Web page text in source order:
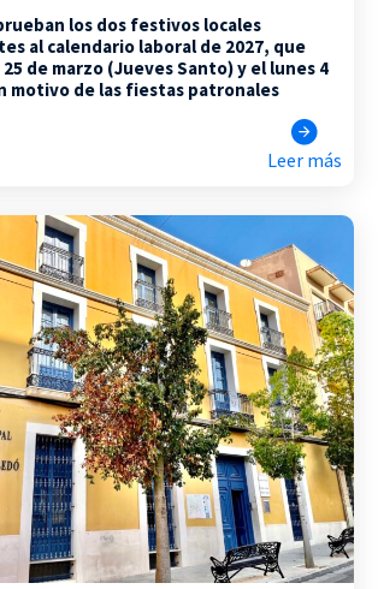
los dos festivos locales
al calendario laboral de 2027, que
de marzo (Jueves Santo) y el lunes 4
motivo de las fiestas patronales
Leer más